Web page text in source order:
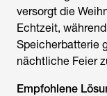
versorgt die
Echtzeit,
Speicherbatterie
nächtliche Feier
Empfohlene